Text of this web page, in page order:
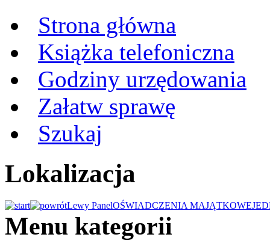
Strona główna
Książka telefoniczna
Godziny urzędowania
Załatw sprawę
Szukaj
Lokalizacja
Lewy PanelOŚWIADCZENIA MAJĄTKOWE
Menu kategorii